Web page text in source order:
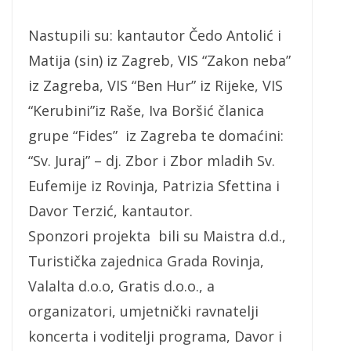
Nastupili su: kantautor Čedo Antolić i
Matija (sin) iz Zagreb, VIS “Zakon neba”
iz Zagreba, VIS “Ben Hur” iz Rijeke, VIS
“Kerubini”iz Raše, Iva Boršić članica
grupe “Fides” iz Zagreba te domaćini:
“Sv. Juraj” – dj. Zbor i Zbor mladih Sv.
Eufemije iz Rovinja, Patrizia Sfettina i
Davor Terzić, kantautor.
Sponzori projekta bili su Maistra d.d.,
Turistička zajednica Grada Rovinja,
Valalta d.o.o, Gratis d.o.o., a
organizatori, umjetnički ravnatelji
koncerta i voditelji programa, Davor i